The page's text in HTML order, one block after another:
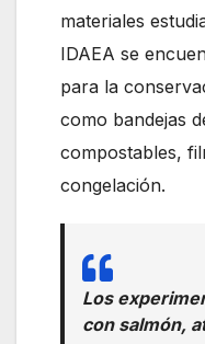
materiales
IDAEA se
para la
como bandejas
compostables,
congelación.
Los
con salmón,